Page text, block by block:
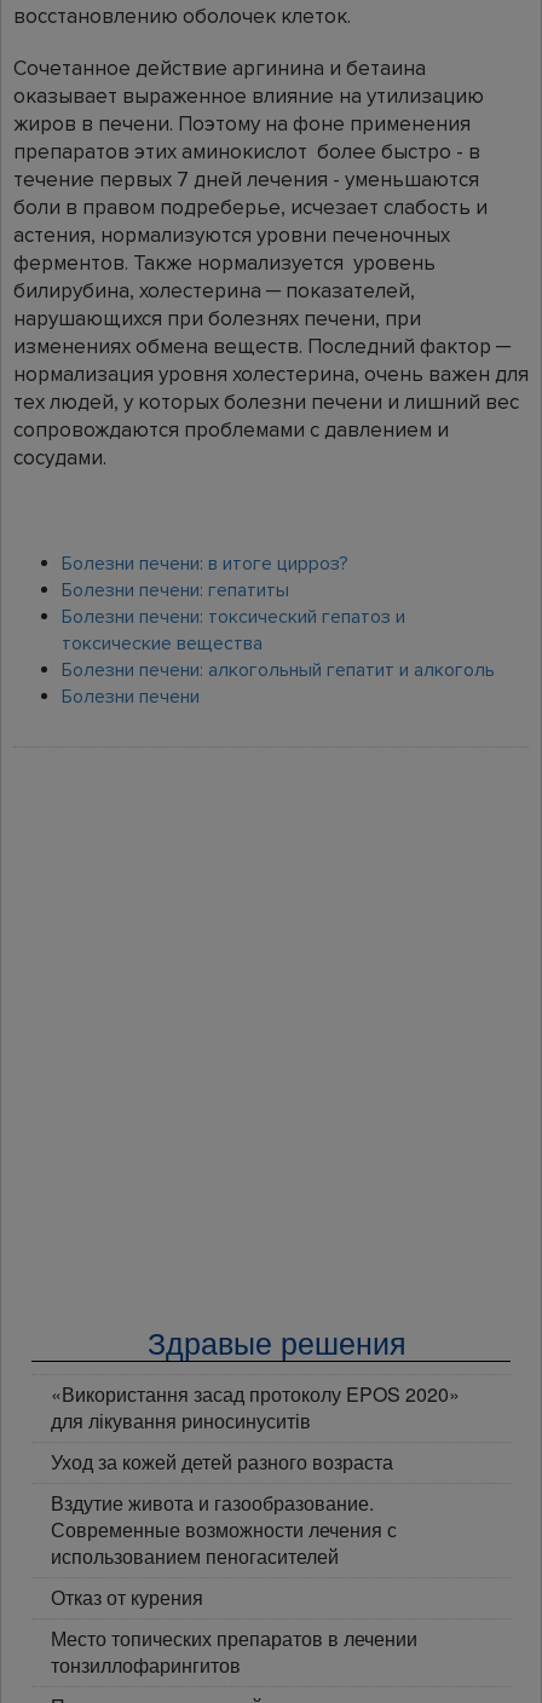
восстановлению оболочек клеток.
Сочетанное действие аргинина и бетаина
оказывает выраженное влияние на утилизацию
жиров в печени. Поэтому на фоне применения
препаратов этих аминокислот более быстро - в
течение первых 7 дней лечения - уменьшаются
боли в правом подреберье, исчезает слабость и
астения, нормализуются уровни печеночных
ферментов. Также нормализуется уровень
билирубина, холестерина ─ показателей,
нарушающихся при болезнях печени, при
изменениях обмена веществ. Последний фактор ─
нормализация уровня холестерина, очень важен для
тех людей, у которых болезни печени и лишний вес
сопровождаются проблемами с давлением и
сосудами.
Болезни печени: в итоге цирроз?
Болезни печени: гепатиты
Болезни печени: токсический гепатоз и
токсические вещества
Болезни печени: алкогольный гепатит и алкоголь
Болезни печени
Здравые решения
«Використання засад протоколу EPOS 2020»
для лікування риносинуситів
Уход за кожей детей разного возраста
Вздутие живота и газообразование.
Современные возможности лечения с
использованием пеногасителей
Отказ от курения
Место топических препаратов в лечении
тонзиллофарингитов